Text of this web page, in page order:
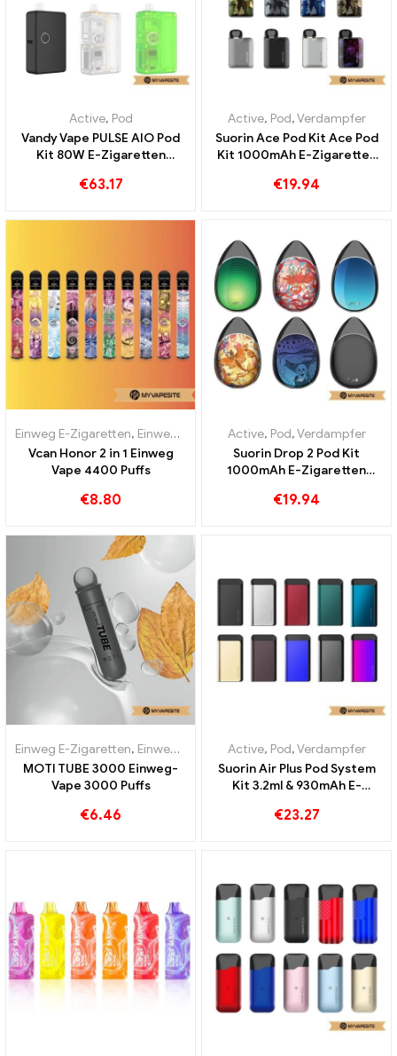
Active, Pod
Vandy Vape PULSE AIO Pod
Kit 80W E-Zigaretten
€63.17
Active, Pod,Verdampfer
Suorin Ace Pod Kit Ace Pod
Kit 1000mAh E-Zigaretten
€19.94
Einweg E-Zigaretten, Einweg-E-Zigaretten Österreich ,Einweg-E-
Vcan Honor 2 in 1 Einweg
Vape 4400 Puffs
€8.80
Active, Pod,Verdampfer
Suorin Drop 2 Pod Kit
1000mAh E-Zigaretten
€19.94
Einweg E-Zigaretten, Einweg-E-Zigaretten Österreich ,Einweg-E-
MOTI TUBE 3000 Einweg-
Vape 3000 Puffs
€6.46
Active, Pod,Verdampfer
Suorin Air Plus Pod System
Kit 3.2ml & 930mAh E-
Custom
€23.27